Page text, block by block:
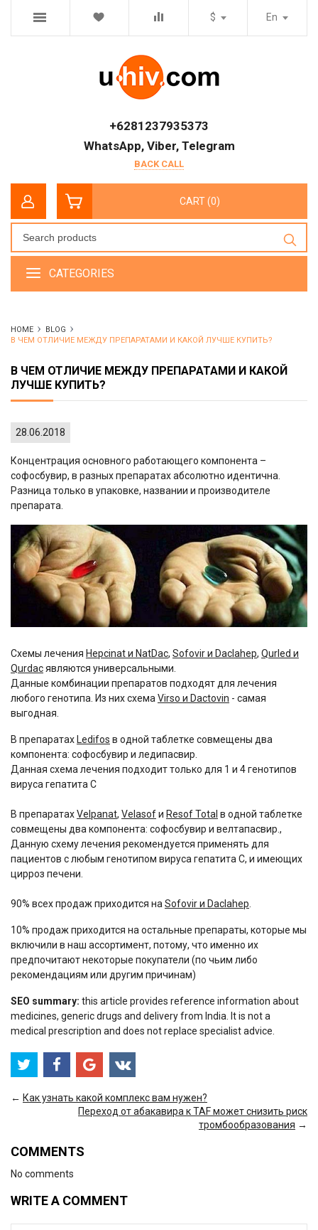
En
$
+6281237935373
WhatsApp, Viber, Telegram
BACK CALL
CART (0)
CATEGORIES
HOME
BLOG
В ЧЕМ ОТЛИЧИЕ МЕЖДУ ПРЕПАРАТАМИ И КАКОЙ ЛУЧШЕ КУПИТЬ?
В ЧЕМ ОТЛИЧИЕ МЕЖДУ ПРЕПАРАТАМИ И КАКОЙ
ЛУЧШЕ КУПИТЬ?
28.06.2018
Концентрация основного работающего компонента –
софосбувир, в разных препаратах абсолютно идентична.
Разница только в упаковке, названии и производителе
препарата.
Схемы лечения Hepcinat и NatDac, Sofovir и Daclahep, Qurled и
Qurdacявляются универсальными.
Данные комбинации препаратов подходят для лечения
любого генотипа. Из них схема Virso и Dactovin - самая
выгодная.
В препаратах Ledifos в одной таблетке совмещены два
компонента: софосбувир и ледипасвир.
Данная схема лечения подходит только для 1 и 4 генотипов
вируса гепатита С
В препаратахVelpanat, Velasofи Resof Total в одной таблетке
совмещены два компонента: софосбувир и велтапасвир.,
Данную схему лечения рекомендуется применять для
пациентов с любым генотипом вируса гепатита С, и имеющих
цирроз печени.
90% всех продаж приходится на Sofovir и Daclahep
10% продаж приходится на остальные препараты, которые мы
включили в наш ассортимент, потому, что именно их
предпочитают некоторые покупатели (по чьим либо
рекомендациям или другим причинам)
SEO summary: this article provides reference information about
medicines, generic drugs and delivery from India. It is not a
medical prescription and does not replace specialist advice.
← Как узнать какой комплекс вам нужен?
Переход от абакавира к TAF может снизить риск
тромбообразования →
COMMENTS
No comments
WRITE A COMMENT